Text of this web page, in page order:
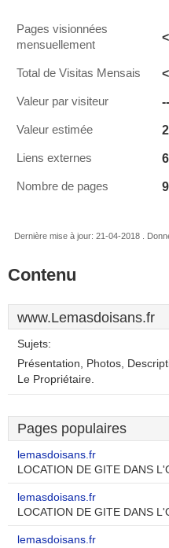
Pages visionnées
mensuellement
Total de Visitas Mensais
Valeur par visiteur --
Valeur estimée
Liens externes 6
Nombre de pages
Dernière mise à jour: 21-04-2018 .
Contenu
www.Lemasdoisans.fr
Sujets:
Présentation, Photos,
Le Propriétaire.
Pages populaires
lemasdoisans.fr
LOCATION DE GITE DANS
lemasdoisans.fr
LOCATION DE GITE DANS
lemasdoisans.fr